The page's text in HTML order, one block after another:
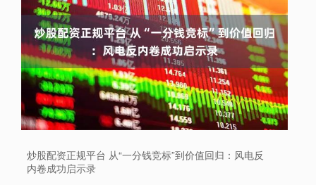
炒股配资正规平台 从“一分钱竞标”到价值回归：风电反
内卷成功启示录